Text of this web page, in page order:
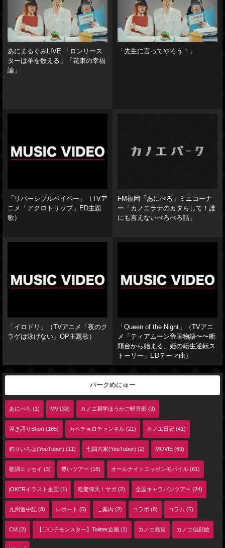
あにまるぐみLIVE 「ロンリース
ターは羊を数える」「花束の幸福
論」
「先生に言ってやろう！」
「リバーシブルベイベー」（TVア
ニメ「アクロトリップ」ED主題
歌）
FM福岡「あにぺろ」ミニコーナ
ー「カノエラナのカタらして！誰
にも言えないぺろぺろ話」
「イロドリ」（TVアニメ「夜のク
ラゲは泳げない」OP主題歌）
「Queen of the Night」（TVアニ
メ「ティアムーン帝国物語〜〜断
頭台から始まる、姫の転生逆転ス
トーリー」EDテーマ曲）
パークめにゅー
あにぺろ (1) MV (33) カノエ厨学ほうかご軽音部 (3)
弾き語りShort (165) カベチョロチャンネル (21) カノエ日記 (41)
釣りいろは(YouTuber) (11) 七四六家(YouTuber) (2) MOVIE (69)
歌詞エッセイ (3) 尊いツアー (16) オールナイトニッポンモバイル (61)
jOKERイラスト企画 (1) 吃驚仰天！サガ (2) 全国キャラバンツアー (24)
九州道中記 (8) レポート (5) ご案内 (2) コラボ (8) コラム (5)
CM (2) 【〇〇子モンスター】Twitter企画 (1) カノエ発見 カノエ似顔絵